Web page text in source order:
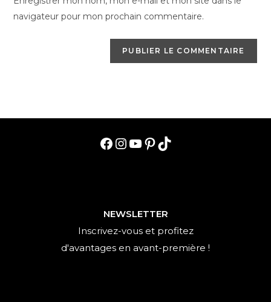
navigateur pour mon prochain commentaire.
Facebook
Instagram
YouTube
Pinterest
TikTok
NEWSLETTER
Inscrivez-vous et profitez
d'avantages en avant-première !